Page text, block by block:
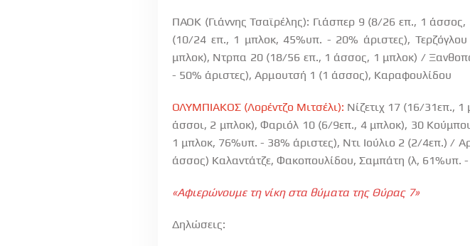
ΠΑΟΚ (Γιάννης Τσαϊρέλης): Γιάσπερ 9 (8/26 επ., 1
(10/24 επ., 1 μπλοκ, 45%υπ. - 20% άριστες),
μπλοκ), Ντρπα 20 (18/56 επ., 1 άσσος, 1 μπλοκ) /
- 50% άριστες), Αρμουτσή 1 (1 άσσος), Καραφουλίδου
ΟΛΥΜΠΙΑΚΟΣ (Λορέντζο Μιτσέλι): Νίζετιχ 17 (16/31επ.,
άσσοι, 2 μπλοκ), Φαριόλ 10 (6/9επ., 4 μπλοκ), 30
1 μπλοκ, 76%υπ. - 38% άριστες), Ντι Ιούλιο 2 (2/4επ.) /
άσσος) Καλαντάτζε, Φακοπουλίδου, Σαμπάτη (λ, 61%υπ. -
«Αφιερώνουμε τη νίκη στα θύματα της Θύρας 7»
Δηλώσεις: